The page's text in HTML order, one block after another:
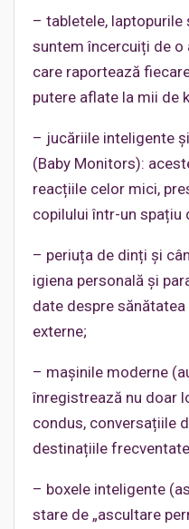
– tabletele,
suntem încercuiți de
care raportează
putere aflate la mii de
– jucăriile inteligente
(Baby Monitors):
reacțiile celor mici,
copilului într-un spațiu
– periuța de dinți și
igiena personală și
date despre
externe;
– mașinile moderne
înregistrează nu doar
condus, conversațiile
destinațiile
– boxele inteligente
stare de „ascultare